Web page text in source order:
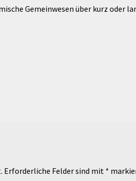
Gemeinwesen über kurz oder
Erforderliche Felder sind mit *